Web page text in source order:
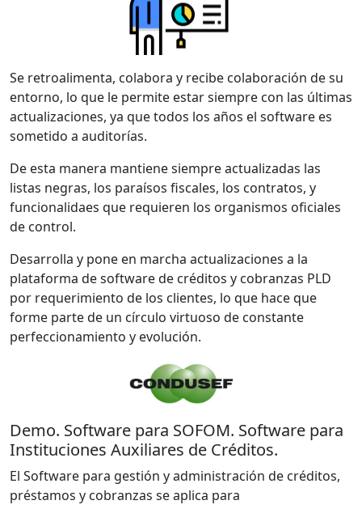
Se retroalimenta, colabora y recibe colaboración de su
entorno, lo que le permite estar siempre con las últimas
actualizaciones, ya que todos los años el software es
sometido a auditorías.
De esta manera mantiene siempre actualizadas las
listas negras, los paraísos fiscales, los contratos, y
funcionalidaes que requieren los organismos oficiales
de control.
Desarrolla y pone en marcha actualizaciones a la
plataforma de software de créditos y cobranzas PLD
por requerimiento de los clientes, lo que hace que
forme parte de un círculo virtuoso de constante
perfeccionamiento y evolución.
Demo. Software para SOFOM. Software para
Instituciones Auxiliares de Créditos.
El Software para gestión y administración de créditos,
préstamos y cobranzas se aplica para